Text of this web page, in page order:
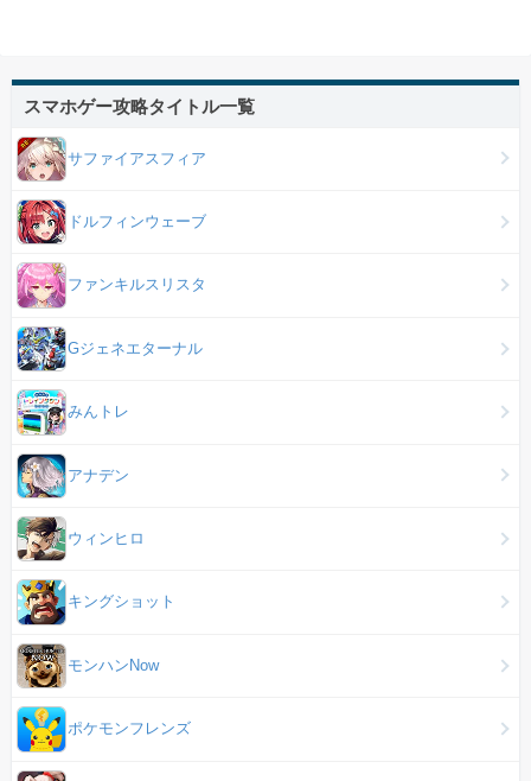
スマホゲー攻略タイトル一覧
サファイアスフィア
ドルフィンウェーブ
ファンキルスリスタ
Gジェネエターナル
みんトレ
アナデン
ウィンヒロ
キングショット
モンハンNow
ポケモンフレンズ